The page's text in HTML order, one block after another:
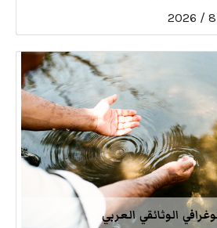
الوثائقي العربي